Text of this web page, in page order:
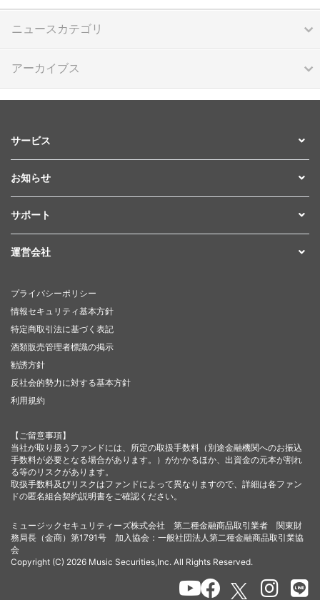
ニュースカテゴリ
アーカイブス
サービス
お知らせ
サポート
運営会社
プライバシーポリシー
情報セキュリティ基本方針
特定商取引法に基づく表記
酒類販売管理者標識の掲示
勧誘方針
反社会的勢力に対する基本方針
利用規約
【ご留意事項】
当社が取り扱うファンドには、所定の取扱手数料（別途金融機関へのお振込
手数料が必要となる場合があります。）がかかるほか、出資金の元本が割れ
る等のリスクがあります。
取扱手数料及びリスクはファンドによって異なりますので、詳細は各ファン
ドの匿名組合契約説明書をご確認ください。
ミュージックセキュリティーズ株式会社 第二種金融商品取引業者 関東財
務局長（金商）第1791号 加入協会：一般社団法人第二種金融商品取引業協
会
Copyright (C) 2026 Music Securities,Inc. All Rights Reserved.